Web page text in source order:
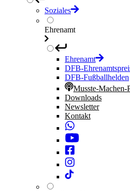
Soziales
Ehrenamt
Ehrenamt
DFB-
DFB-Fußballhelden
Musste-Machen-
Downloads
Newsletter
Kontakt